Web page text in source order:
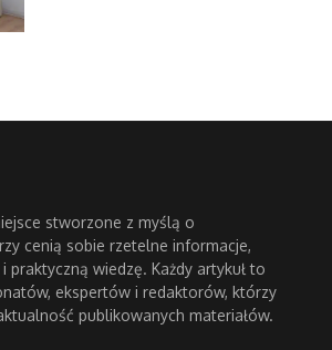
stworzone z myślą o
cenią sobie rzetelne informacje,
praktyczną wiedzę. Każdy artykuł to
ekspertów i redaktorów, którzy
publikowanych materiałów.